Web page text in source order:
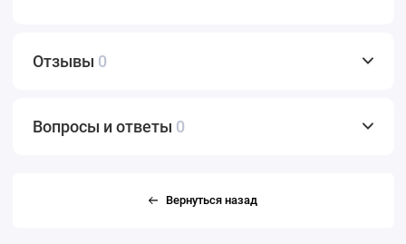
Отзывы 0
Вопросы и ответы 0
Вернуться назад